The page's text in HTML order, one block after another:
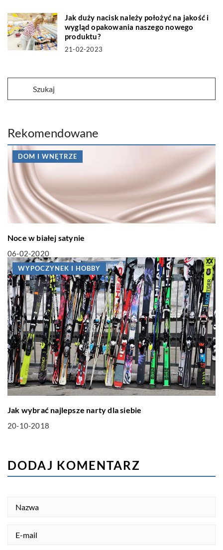
Jak duży nacisk należy położyć na jakość i
wygląd opakowania naszego nowego
produktu?
21-02-2023
Rekomendowane
DOM I WNĘTRZE
Noce w białej satynie
06-02-2020
WYPOCZYNEK I HOBBY
Jak wybrać najlepsze narty dla siebie
20-10-2018
DODAJ KOMENTARZ